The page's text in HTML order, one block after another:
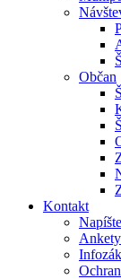
Občan
Kontakt
Ankety